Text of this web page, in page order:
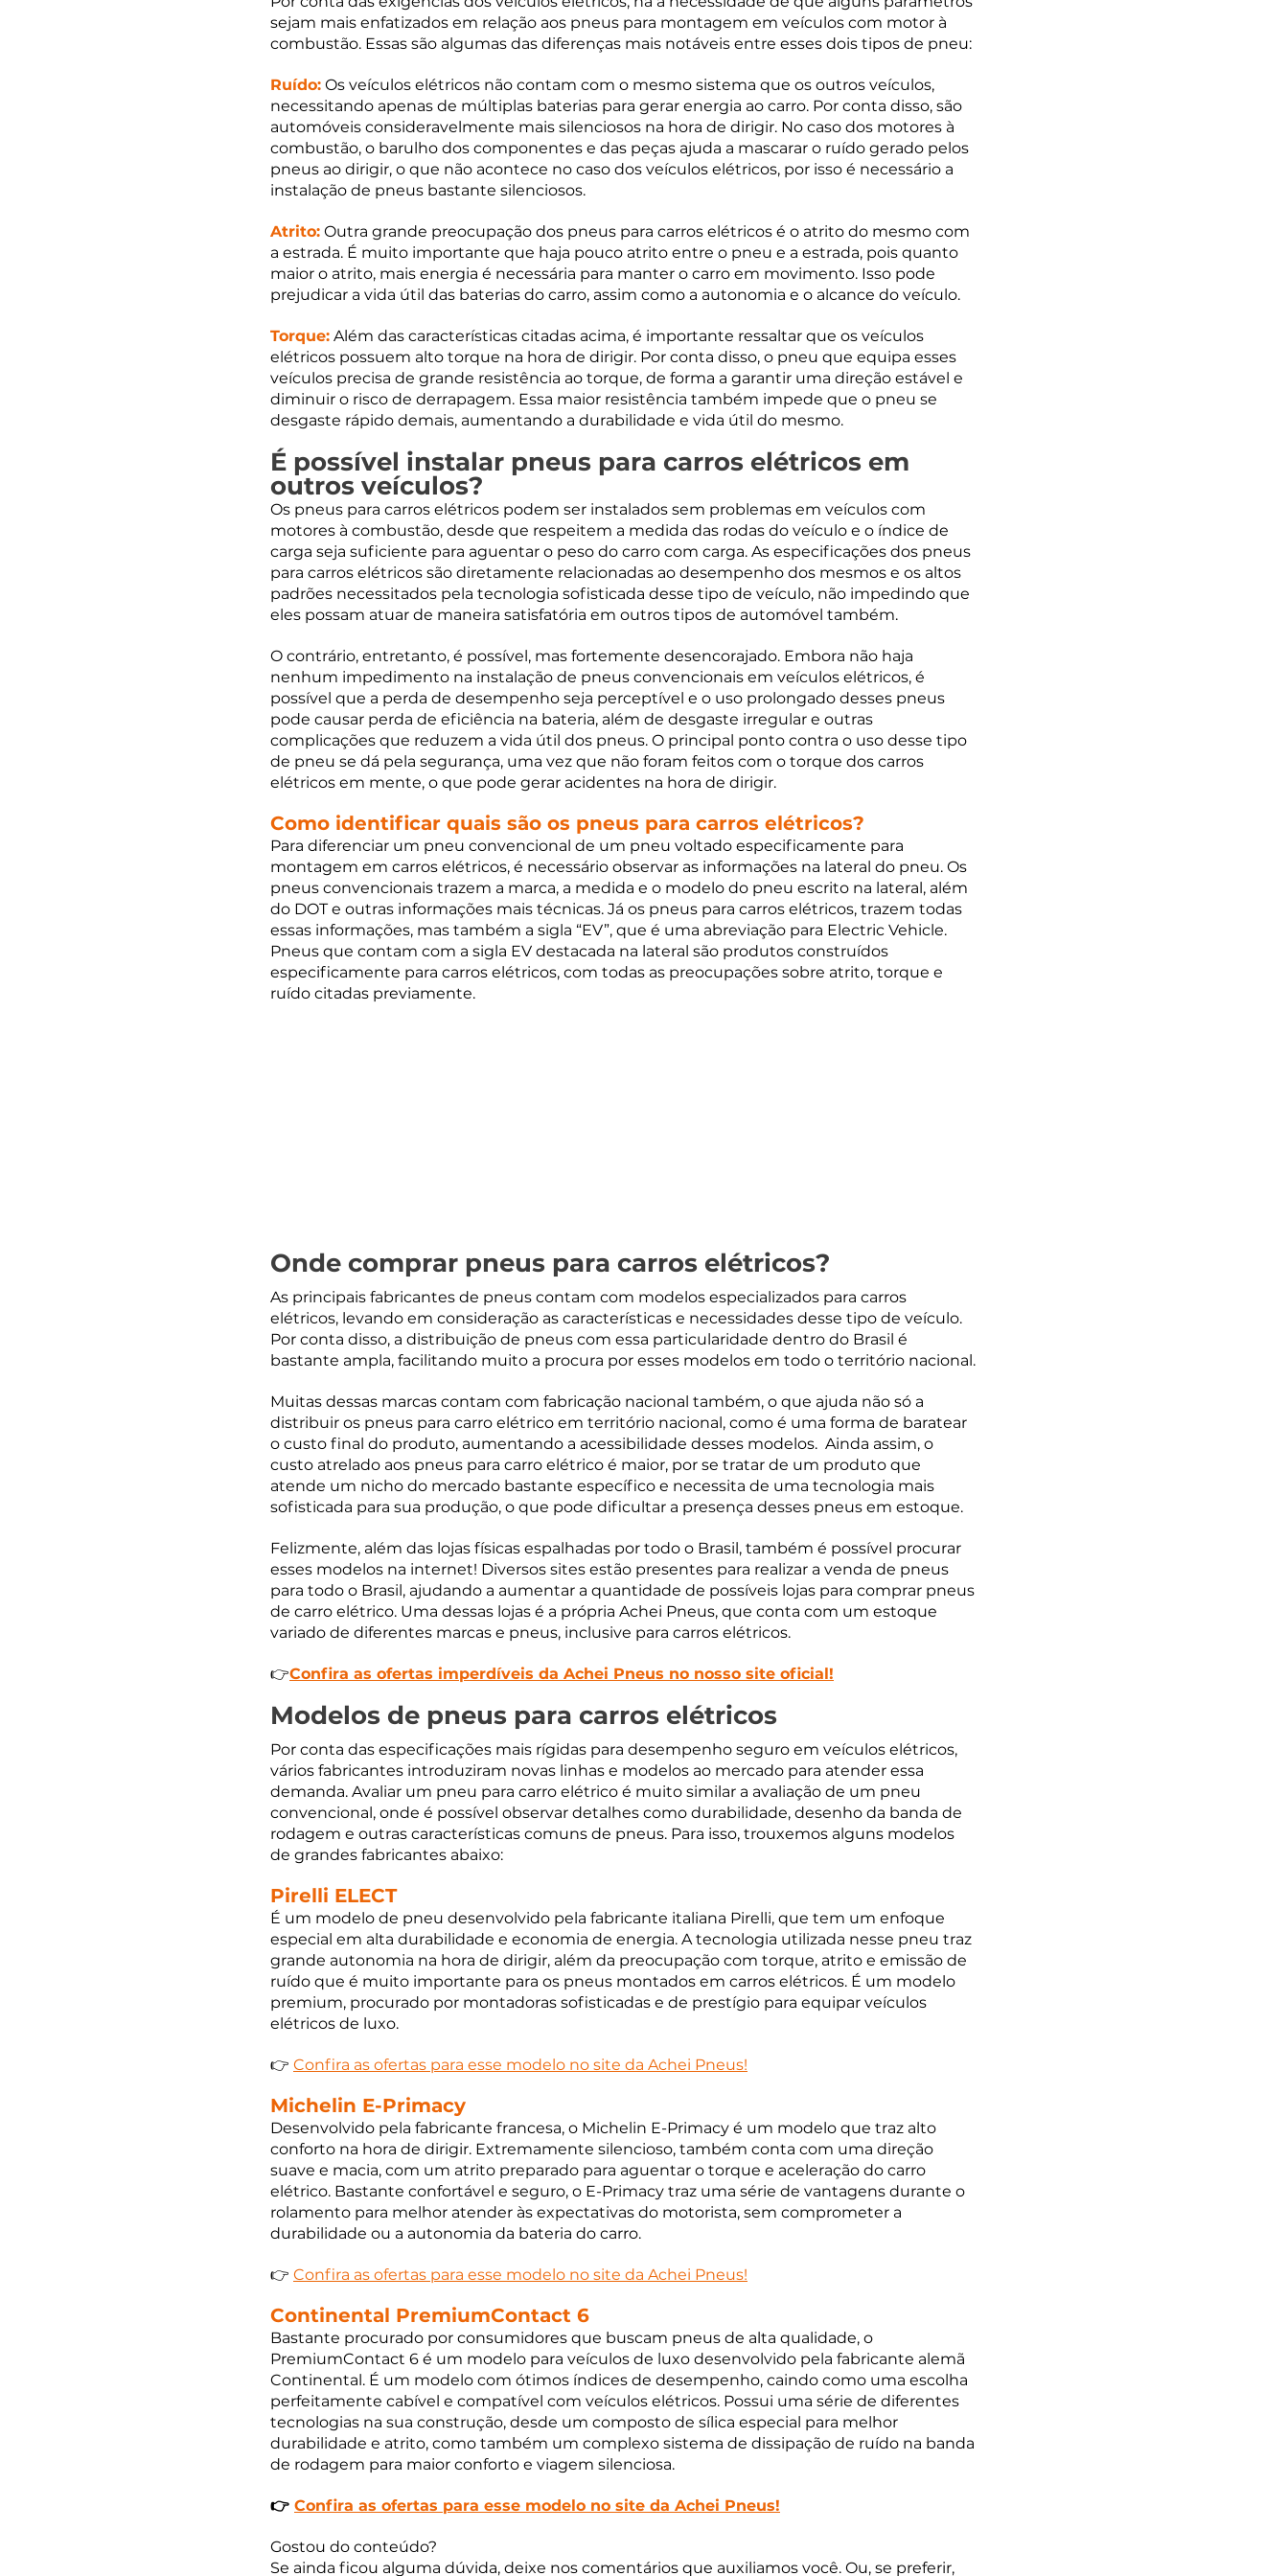
sejam mais enfatizados em relação aos pneus para montagem em veículos com motor à
combustão. Essas são algumas das diferenças mais notáveis entre esses dois tipos de pneu:
Ruído: Os veículos elétricos não contam com o mesmo sistema que os outros veículos,
necessitando apenas de múltiplas baterias para gerar energia ao carro. Por conta disso, são
automóveis consideravelmente mais silenciosos na hora de dirigir. No caso dos motores à
combustão, o barulho dos componentes e das peças ajuda a mascarar o ruído gerado pelos
pneus ao dirigir, o que não acontece no caso dos veículos elétricos, por isso é necessário a
instalação de pneus bastante silenciosos.
Atrito: Outra grande preocupação dos pneus para carros elétricos é o atrito do mesmo com
a estrada. É muito importante que haja pouco atrito entre o pneu e a estrada, pois quanto
maior o atrito, mais energia é necessária para manter o carro em movimento. Isso pode
prejudicar a vida útil das baterias do carro, assim como a autonomia e o alcance do veículo.
Torque: Além das características citadas acima, é importante ressaltar que os veículos
elétricos possuem alto torque na hora de dirigir. Por conta disso, o pneu que equipa esses
veículos precisa de grande resistência ao torque, de forma a garantir uma direção estável e
diminuir o risco de derrapagem. Essa maior resistência também impede que o pneu se
desgaste rápido demais, aumentando a durabilidade e vida útil do mesmo.
É possível instalar pneus para carros elétricos em
outros veículos?
Os pneus para carros elétricos podem ser instalados sem problemas em veículos com
motores à combustão, desde que respeitem a medida das rodas do veículo e o índice de
carga seja suficiente para aguentar o peso do carro com carga. As especificações dos pneus
para carros elétricos são diretamente relacionadas ao desempenho dos mesmos e os altos
padrões necessitados pela tecnologia sofisticada desse tipo de veículo, não impedindo que
eles possam atuar de maneira satisfatória em outros tipos de automóvel também.
O contrário, entretanto, é possível, mas fortemente desencorajado. Embora não haja
nenhum impedimento na instalação de pneus convencionais em veículos elétricos, é
possível que a perda de desempenho seja perceptível e o uso prolongado desses pneus
pode causar perda de eficiência na bateria, além de desgaste irregular e outras
complicações que reduzem a vida útil dos pneus. O principal ponto contra o uso desse tipo
de pneu se dá pela segurança, uma vez que não foram feitos com o torque dos carros
elétricos em mente, o que pode gerar acidentes na hora de dirigir.
Como identificar quais são os pneus para carros elétricos?
Para diferenciar um pneu convencional de um pneu voltado especificamente para
montagem em carros elétricos, é necessário observar as informações na lateral do pneu. Os
pneus convencionais trazem a marca, a medida e o modelo do pneu escrito na lateral, além
do DOT e outras informações mais técnicas. Já os pneus para carros elétricos, trazem todas
essas informações, mas também a sigla “EV”, que é uma abreviação para Electric Vehicle.
Pneus que contam com a sigla EV destacada na lateral são produtos construídos
especificamente para carros elétricos, com todas as preocupações sobre atrito, torque e
ruído citadas previamente.
Onde comprar pneus para carros elétricos?
As principais fabricantes de pneus contam com modelos especializados para carros
elétricos, levando em consideração as características e necessidades desse tipo de veículo.
Por conta disso, a distribuição de pneus com essa particularidade dentro do Brasil é
bastante ampla, facilitando muito a procura por esses modelos em todo o território nacional.
Muitas dessas marcas contam com fabricação nacional também, o que ajuda não só a
distribuir os pneus para carro elétrico em território nacional, como é uma forma de baratear
o custo final do produto, aumentando a acessibilidade desses modelos.  Ainda assim, o
custo atrelado aos pneus para carro elétrico é maior, por se tratar de um produto que
atende um nicho do mercado bastante específico e necessita de uma tecnologia mais
sofisticada para sua produção, o que pode dificultar a presença desses pneus em estoque.
Felizmente, além das lojas físicas espalhadas por todo o Brasil, também é possível procurar
esses modelos na internet! Diversos sites estão presentes para realizar a venda de pneus
para todo o Brasil, ajudando a aumentar a quantidade de possíveis lojas para comprar pneus
de carro elétrico. Uma dessas lojas é a própria Achei Pneus, que conta com um estoque
variado de diferentes marcas e pneus, inclusive para carros elétricos.
👉Confira as ofertas imperdíveis da Achei Pneus no nosso site oficial!
Modelos de pneus para carros elétricos
Por conta das especificações mais rígidas para desempenho seguro em veículos elétricos,
vários fabricantes introduziram novas linhas e modelos ao mercado para atender essa
demanda. Avaliar um pneu para carro elétrico é muito similar a avaliação de um pneu
convencional, onde é possível observar detalhes como durabilidade, desenho da banda de
rodagem e outras características comuns de pneus. Para isso, trouxemos alguns modelos
de grandes fabricantes abaixo:
Pirelli ELECT
É um modelo de pneu desenvolvido pela fabricante italiana Pirelli, que tem um enfoque
especial em alta durabilidade e economia de energia. A tecnologia utilizada nesse pneu traz
grande autonomia na hora de dirigir, além da preocupação com torque, atrito e emissão de
ruído que é muito importante para os pneus montados em carros elétricos. É um modelo
premium, procurado por montadoras sofisticadas e de prestígio para equipar veículos
elétricos de luxo.
👉 Confira as ofertas para esse modelo no site da Achei Pneus!
Michelin E-Primacy
Desenvolvido pela fabricante francesa, o Michelin E-Primacy é um modelo que traz alto
conforto na hora de dirigir. Extremamente silencioso, também conta com uma direção
suave e macia, com um atrito preparado para aguentar o torque e aceleração do carro
elétrico. Bastante confortável e seguro, o E-Primacy traz uma série de vantagens durante o
rolamento para melhor atender às expectativas do motorista, sem comprometer a
durabilidade ou a autonomia da bateria do carro.
👉 Confira as ofertas para esse modelo no site da Achei Pneus!
Continental PremiumContact 6
Bastante procurado por consumidores que buscam pneus de alta qualidade, o
PremiumContact 6 é um modelo para veículos de luxo desenvolvido pela fabricante alemã
Continental. É um modelo com ótimos índices de desempenho, caindo como uma escolha
perfeitamente cabível e compatível com veículos elétricos. Possui uma série de diferentes
tecnologias na sua construção, desde um composto de sílica especial para melhor
durabilidade e atrito, como também um complexo sistema de dissipação de ruído na banda
de rodagem para maior conforto e viagem silenciosa.
👉 Confira as ofertas para esse modelo no site da Achei Pneus!
Gostou do conteúdo?
Se ainda ficou alguma dúvida, deixe nos comentários que auxiliamos você. Ou, se preferir,